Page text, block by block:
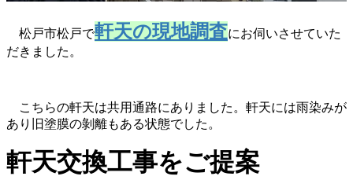
松戸市松戸で軒天の現地調査にお伺いさせていた
だきました。
こちらの軒天は共用通路にありました。軒天には雨染みが
あり旧塗膜の剝離もある状態でした。
軒天交換工事をご提案